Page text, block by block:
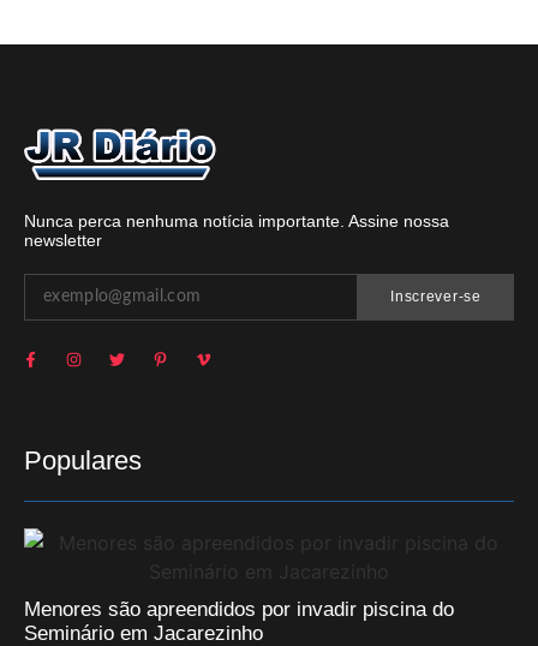
Nunca perca nenhuma notícia importante. Assine nossa
newsletter
Inscrever-se
Populares
Menores são apreendidos por invadir piscina do
Seminário em Jacarezinho